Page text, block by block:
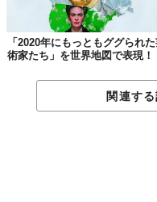
「2020年にもっともググられ
術家たち」を世界地図で表現！
関連す